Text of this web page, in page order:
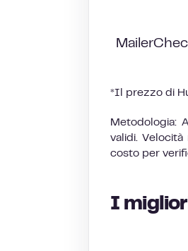
*Il prezzo di
Metodologia:
validi.
costo per
I